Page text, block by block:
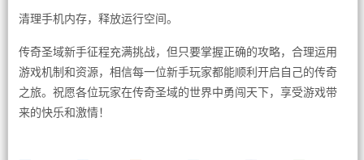
清理手机内存，释放运行空间。
传奇圣域新手征程充满挑战，但只要掌握正确的攻略，合理运用
游戏机制和资源，相信每一位新手玩家都能顺利开启自己的传奇
之旅。祝愿各位玩家在传奇圣域的世界中勇闯天下，享受游戏带
来的快乐和激情！